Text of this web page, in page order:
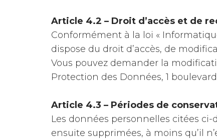
Article 4.2 – Droit d’accès et de
Conformément à la loi «
dispose du droit d’accès, de
Vous pouvez demander la
Protection des Données, 1 boulevard
Article 4.3 – Périodes de
Les données personnelles citées
ensuite supprimées, à moins qu’il